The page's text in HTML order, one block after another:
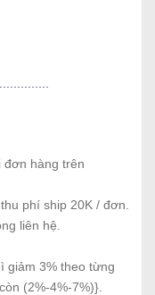
đơn hàng trên
phí ship 20K / đơn.
liên hệ.
giảm 3% theo từng
(2%-4%-7%)}.